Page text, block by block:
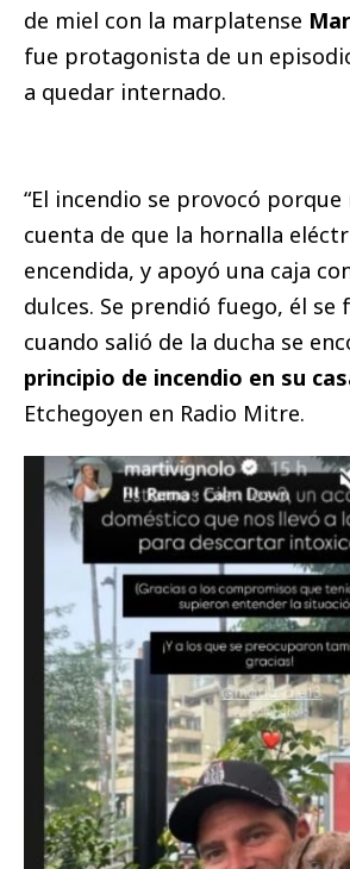
de miel con la marplatense
fue protagonista de un
a quedar internado.
“El incendio se provocó porque
cuenta de que la hornalla
encendida, y apoyó una caja
dulces. Se prendió fuego, él se
cuando salió de la ducha se
principio de incendio en su
Etchegoyen en Radio Mitre.